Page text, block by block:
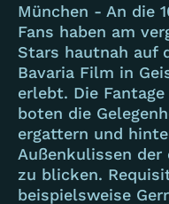
München - An die
Fans haben am
Stars hautnah auf
Bavaria Film in
erlebt. Die
boten die
ergattern und
Außenkulissen der
zu blicken.
beispielsweise